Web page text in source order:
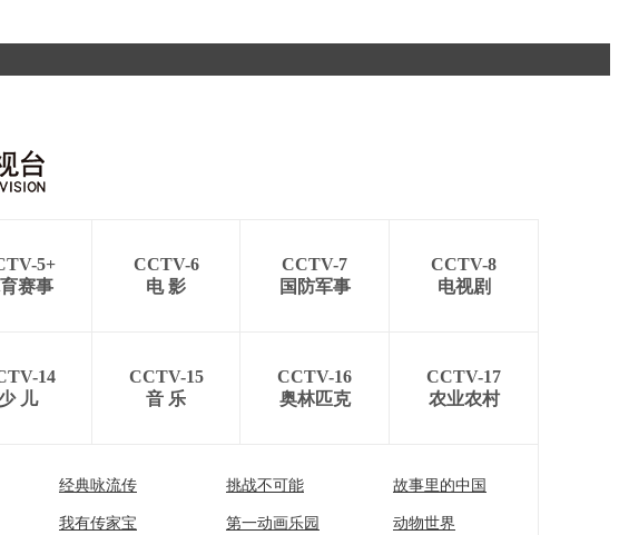
5+
赛事
CCTV-6
电 影
CCTV-7
国防军事
CCTV-8
电视剧
14
少 儿
CCTV-15
音 乐
CCTV-16
奥林匹克
CCTV-17
农业农村
经典咏流传 挑战不可能 故事里的中国
我有传家宝 第一动画乐园 动物世界